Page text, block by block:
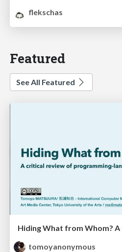
flekschas
Featured
See All Featured
tomoyanonymous